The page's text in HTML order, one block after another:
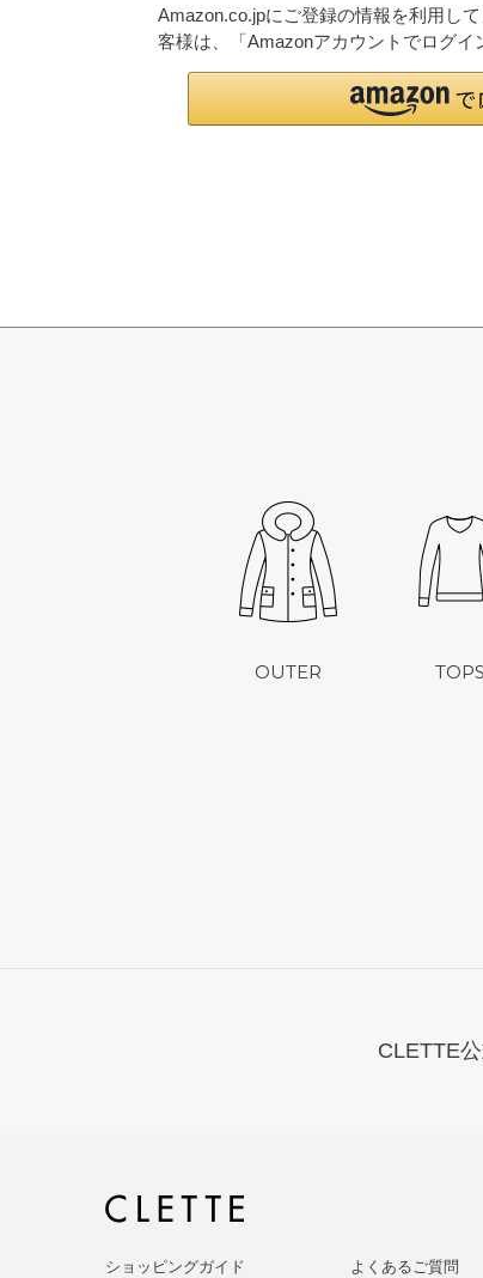
Amazon.co.jpにご登録の情報を利用し
客様は、「Amazonアカウントでログイ
OUTER TOPS
CLETTE
ショッピングガイド よくあるご質問